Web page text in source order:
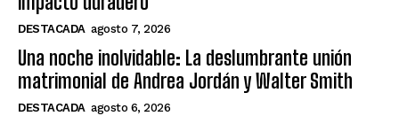
DESTACADA agosto 7, 2026
Una noche inolvidable: La deslumbrante unión
matrimonial de Andrea Jordán y Walter Smith
DESTACADA agosto 6, 2026